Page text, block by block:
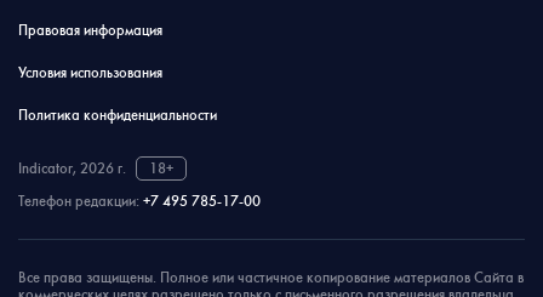
Правовая информация
Условия использования
Политика конфиденциальности
Indicator, 2026 г.
18+
Телефон редакции: +7 495 785-17-00
Все права защищены. Полное или частичное копирование материалов Сайта в